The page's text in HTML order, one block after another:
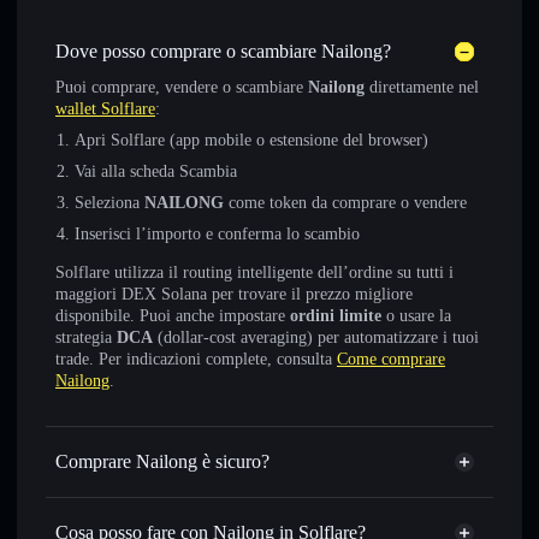
Dove posso comprare o scambiare Nailong?
Puoi comprare, vendere o scambiare Nailong direttamente nel
wallet Solflare:
Apri Solflare (app mobile o estensione del browser)
Vai alla scheda Scambia
Seleziona NAILONG come token da comprare o vendere
Inserisci l’importo e conferma lo scambio
Solflare utilizza il routing intelligente dell’ordine su tutti i
maggiori DEX Solana per trovare il prezzo migliore
disponibile. Puoi anche impostare ordini limite o usare la
strategia DCA (dollar-cost averaging) per automatizzare i tuoi
trade. Per indicazioni complete, consulta Come comprare
Nailong.
Comprare Nailong è sicuro?
Nailong token verificato
Cosa posso fare con Nailong in Solflare?